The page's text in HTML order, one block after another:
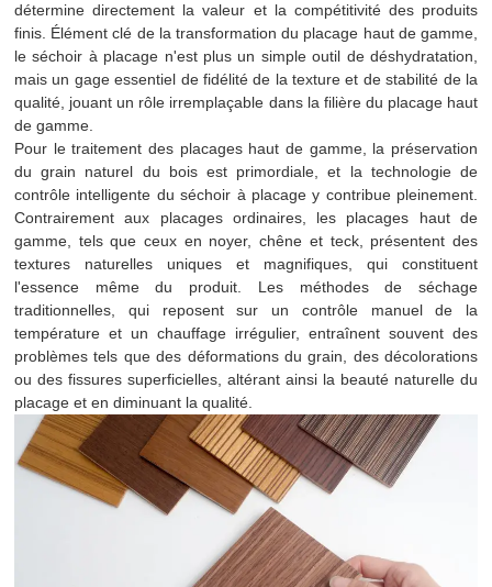
détermine directement la valeur et la compétitivité des produits
finis. Élément clé de la transformation du placage haut de gamme,
le séchoir à placage n'est plus un simple outil de déshydratation,
mais un gage essentiel de fidélité de la texture et de stabilité de la
qualité, jouant un rôle irremplaçable dans la filière du placage haut
de gamme.
Pour le traitement des placages haut de gamme, la préservation
du grain naturel du bois est primordiale, et la technologie de
contrôle intelligente du séchoir à placage y contribue pleinement.
Contrairement aux placages ordinaires, les placages haut de
gamme, tels que ceux en noyer, chêne et teck, présentent des
textures naturelles uniques et magnifiques, qui constituent
l'essence même du produit. Les méthodes de séchage
traditionnelles, qui reposent sur un contrôle manuel de la
température et un chauffage irrégulier, entraînent souvent des
problèmes tels que des déformations du grain, des décolorations
ou des fissures superficielles, altérant ainsi la beauté naturelle du
placage et en diminuant la qualité.